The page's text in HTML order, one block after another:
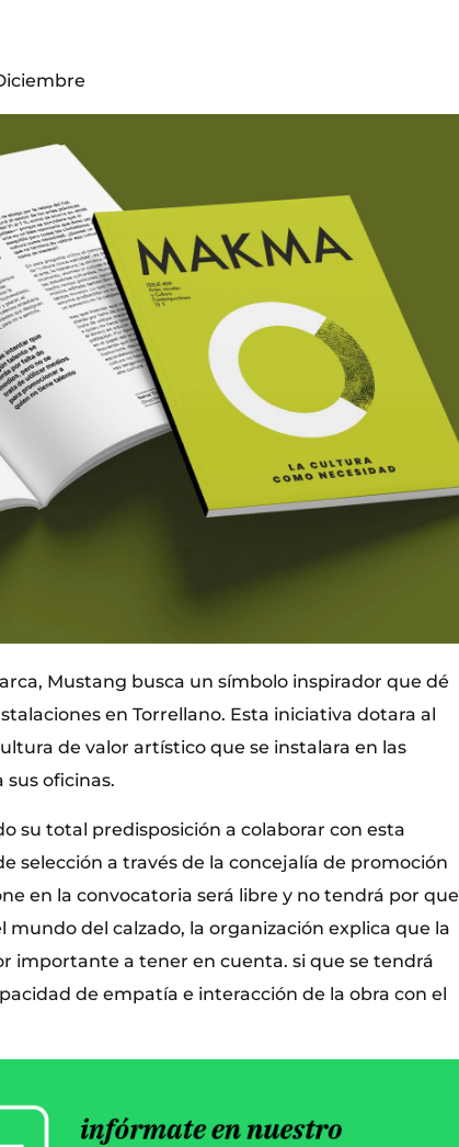
Mustang busca un símbolo inspirador que dé
en Torrellano. Esta iniciativa dotara al
de valor artístico que se instalara en las
oficinas.
su total predisposición a colaborar con esta
selección a través de la concejalía de promoción
en la convocatoria será libre y no tendrá por que
del calzado, la organización explica que la
importante a tener en cuenta. si que se tendrá
de empatía e interacción de la obra con el